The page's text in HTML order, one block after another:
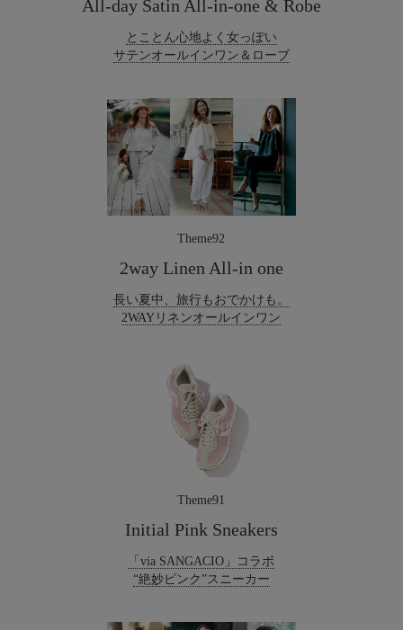
All-day Satin All-in-one & Robe
とことん心地よく女っぽい
サテンオールインワン＆ローブ
Theme92
2way Linen All-in one
長い夏中、旅行もおでかけも。
2WAYリネンオールインワン
Theme91
Initial Pink Sneakers
「via SANGACIO」コラボ
“絶妙ピンク”スニーカー